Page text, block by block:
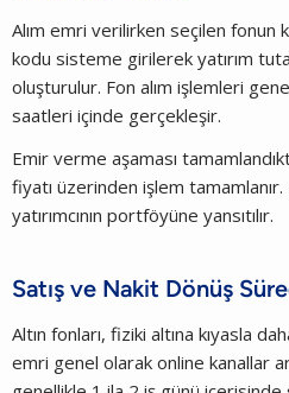
Alım emri verilirken seçilen fonun
kodu sisteme girilerek yatırım
oluşturulur. Fon alım işlemleri
saatleri içinde gerçekleşir.
Emir verme aşaması
fiyatı üzerinden işlem
yatırımcının portföyüne yansıtılır.
Satış ve Nakit Dönüş
Altın fonları, fiziki altına kıyasla
emri genel olarak online kanallar